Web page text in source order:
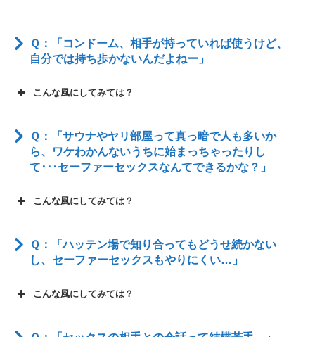
Ｑ：「コンドーム、相手が持っていれば使うけど、
自分では持ち歩かないんだよねー」
こんな風にしてみては？
Ｑ：「サウナやヤリ部屋って真っ暗で人も多いか
ら、ワケわかんないうちに始まっちゃったりし
て･･･セーファーセックスなんてできるかな？」
こんな風にしてみては？
Ｑ：「ハッテン場で知り合ってもどうせ続かない
し、セーファーセックスもやりにくい…」
こんな風にしてみては？